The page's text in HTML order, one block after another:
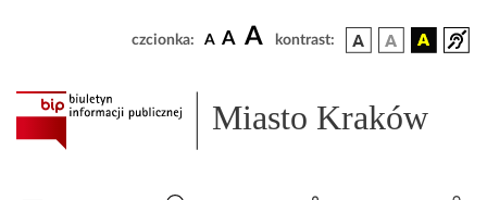
czcionka: A A A kontrast:
Miasto Kraków